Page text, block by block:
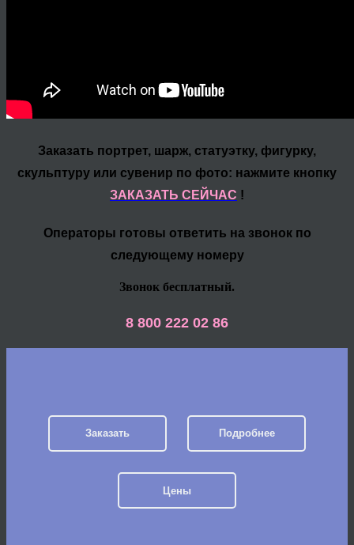
Заказать портрет, шарж, статуэтку, фигурку,
скульптуру или сувенир по фото: нажмите кнопку
ЗАКАЗАТЬ СЕЙЧАС !
Операторы готовы ответить на звонок по
следующему номеру
Звонок бесплатный.
8 800 222 02 86
Заказать Подробнее
Цены